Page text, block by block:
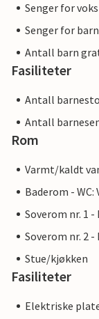
Senger for
Senger for
Antall barn
Fasiliteter
Antall
Antall
Rom
Varmt/kaldt
Baderom -
Soverom nr. 1
Soverom nr. 2
Stue/kjøkken
Fasiliteter
Elektriske